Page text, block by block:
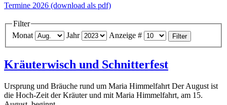
Termine 2026 (download als pdf)
Filter
Monat
Jahr Anzeige # Filter
Kräuterwisch und Schnitterfest
Ursprung und Bräuche rund um Maria Himmelfahrt Der August ist
die Hoch-Zeit der Kräuter und mit Maria Himmelfahrt, am 15.